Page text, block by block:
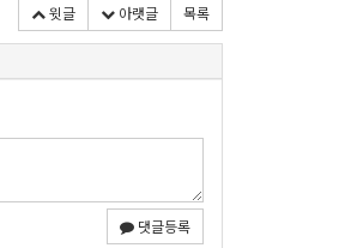
윗글 아랫글 목록
댓글등록